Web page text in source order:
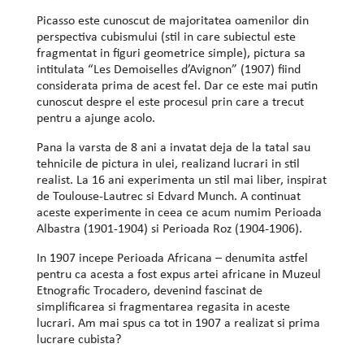
Picasso este cunoscut de majoritatea oamenilor din
perspectiva cubismului (stil in care subiectul este
fragmentat in figuri geometrice simple), pictura sa
intitulata “Les Demoiselles d’Avignon” (1907) fiind
considerata prima de acest fel. Dar ce este mai putin
cunoscut despre el este procesul prin care a trecut
pentru a ajunge acolo.
Pana la varsta de 8 ani a invatat deja de la tatal sau
tehnicile de pictura in ulei, realizand lucrari in stil
realist. La 16 ani experimenta un stil mai liber, inspirat
de Toulouse-Lautrec si Edvard Munch. A continuat
aceste experimente in ceea ce acum numim Perioada
Albastra (1901-1904) si Perioada Roz (1904-1906).
In 1907 incepe Perioada Africana – denumita astfel
pentru ca acesta a fost expus artei africane in Muzeul
Etnografic Trocadero, devenind fascinat de
simplificarea si fragmentarea regasita in aceste
lucrari. Am mai spus ca tot in 1907 a realizat si prima
lucrare cubista?